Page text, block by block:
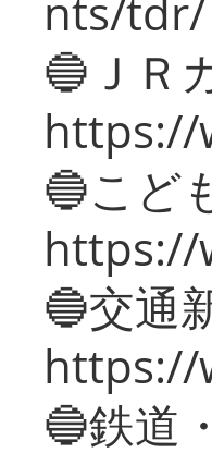
nts/tdr/
🔵ＪＲ
https://
🔵こど
https://
🔵交通
https://
🔵鉄道